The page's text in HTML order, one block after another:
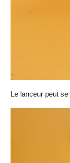
Le lanceur peut